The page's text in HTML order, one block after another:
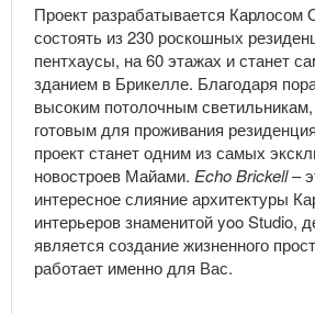
Проект разрабатывается Карлосом
состоять из 230 роскошных
пентхаусы, на 60 этажах и станет
зданием в Брикелле. Благодаря
высоким потолочным
готовым для проживания
проект станет одним из самых
новостроев Майами. EchoBrickell–
интересное слияние архитектуры
интерьеров знаменитой yoo Studio,
является создание жизненного
работает именно для Вас.